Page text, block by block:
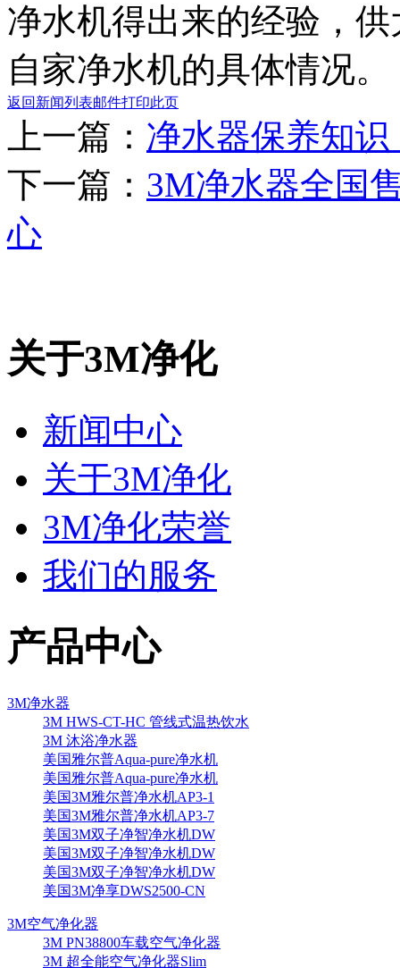
净水机得出来的经验，
自家净水机的具体情况。
返回新闻列表邮件打印此页
上一篇： 净水器保养知
下一篇： 3M净水器全国
心
关于3M净化
新闻中心
关于3M净化
3M净化荣誉
我们的服务
产品中心
3M净水器
3M HWS-CT-HC 管线式温热饮水
3M 沐浴净水器
美国雅尔普Aqua-pure净水机
美国雅尔普Aqua-pure净水机
美国3M雅尔普净水机AP3-1
美国3M雅尔普净水机AP3-7
美国3M双子净智净水机DW
美国3M双子净智净水机DW
美国3M双子净智净水机DW
美国3M净享DWS2500-CN
3M空气净化器
3M PN38800车载空气净化器
3M 超全能空气净化器Slim